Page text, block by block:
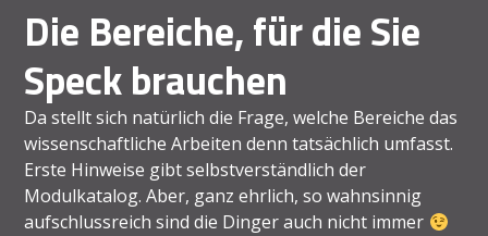
Die Bereiche, für die Sie
Speck brauchen
Da stellt sich natürlich die Frage, welche Bereiche das
wissenschaftliche Arbeiten denn tatsächlich umfasst.
Erste Hinweise gibt selbstverständlich der
Modulkatalog. Aber, ganz ehrlich, so wahnsinnig
aufschlussreich sind die Dinger auch nicht immer